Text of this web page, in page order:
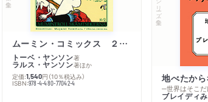
ムーミン・コミックス ２ あこがれの遠い土地
トーベ・ヤンソン著
ラルス・ヤンソン著ほか
定価:1,540円 （10％税込み）
ISBN:978-4-480-77042-4
シリーズ・全集
地べたか
─世界はそこ
ブレイディ